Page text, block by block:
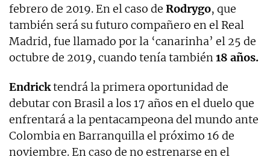
febrero de 2019. En el caso de Rodrygo, que
también será su futuro compañero en el Real
Madrid, fue llamado por la ‘canarinha’ el 25 de
octubre de 2019, cuando tenía también18 años.
Endricktendrá la primera oportunidad de
debutar con Brasil a los 17 años en el duelo que
enfrentará a la pentacampeona del mundo ante
Colombia en Barranquilla el próximo 16 de
noviembre. En caso de no estrenarse en el